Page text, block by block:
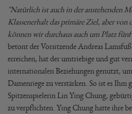
"Natürlich ist auch in der anstehenden
Klassenerhalt das primäre Ziel, aber
können wir durchaus auch um Platz fünf
betont der Vorsitzende Andreas
erreichen, hat der umtriebige und gut
internationalen Beziehungen genutzt,
Damenriege zu verstärken. So ist es Ihm
Spitzenspielerin Lin Ying Chung,
zu verpflichten. Ying Chung hatte ihre